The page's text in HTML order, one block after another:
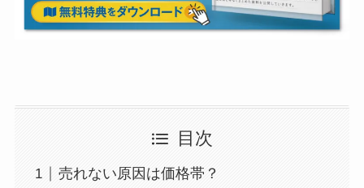
目次
売れない原因は価格帯？